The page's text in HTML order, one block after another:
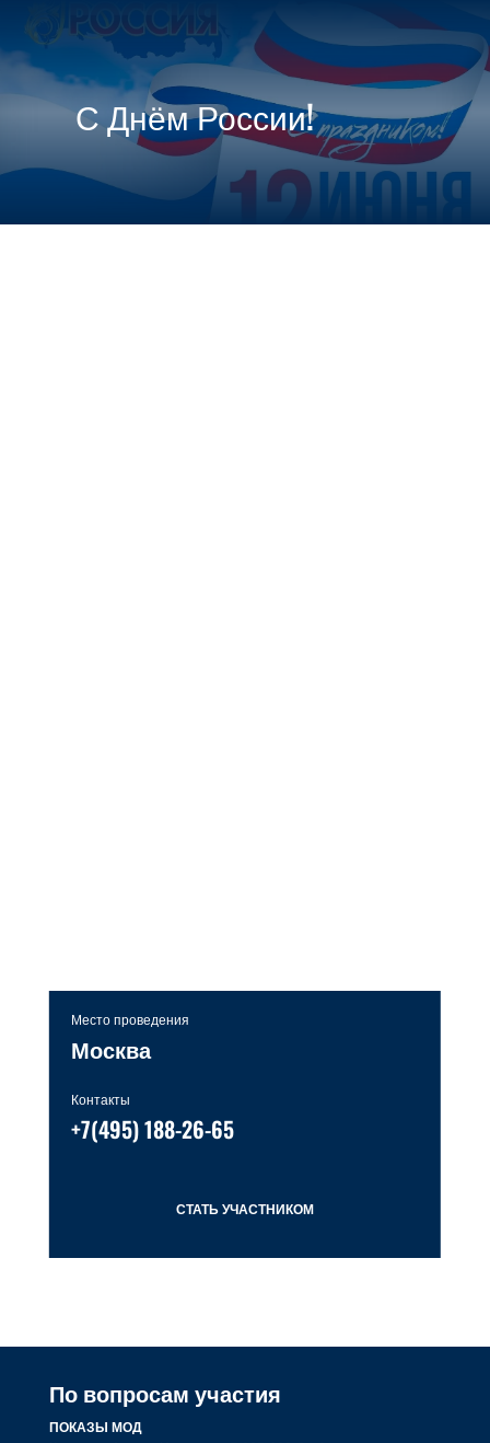

МЕНЮ
С Днём России!
Место проведения
Москва
Контакты
+7(495) 188-26-65
СТАТЬ УЧАСТНИКОМ
По вопросам участия
ПОКАЗЫ МОД